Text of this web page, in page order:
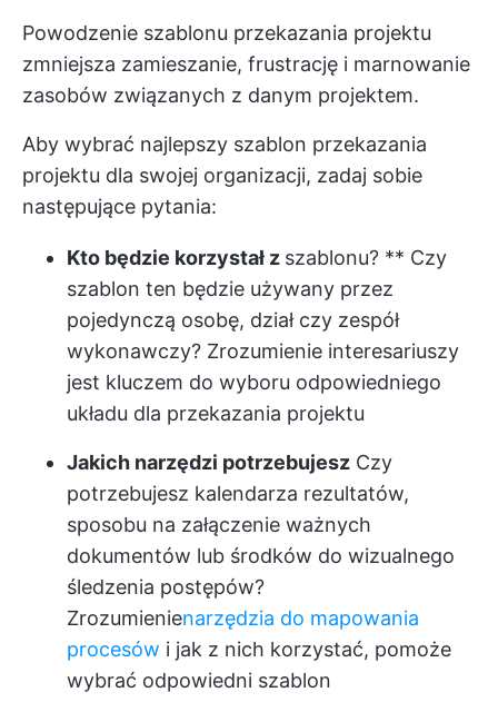
Powodzenie szablonu przekazania projektu
zmniejsza zamieszanie, frustrację i marnowanie
zasobów związanych z danym projektem.
Aby wybrać najlepszy szablon przekazania
projektu dla swojej organizacji, zadaj sobie
następujące pytania:
Kto będzie korzystał z szablonu? ** Czy
szablon ten będzie używany przez
pojedynczą osobę, dział czy zespół
wykonawczy? Zrozumienie interesariuszy
jest kluczem do wyboru odpowiedniego
układu dla przekazania projektu
Jakich narzędzi potrzebujesz Czy
potrzebujesz kalendarza rezultatów,
sposobu na załączenie ważnych
dokumentów lub środków do wizualnego
śledzenia postępów?
Zrozumienienarzędzia do mapowania
procesów i jak z nich korzystać, pomoże
wybrać odpowiedni szablon